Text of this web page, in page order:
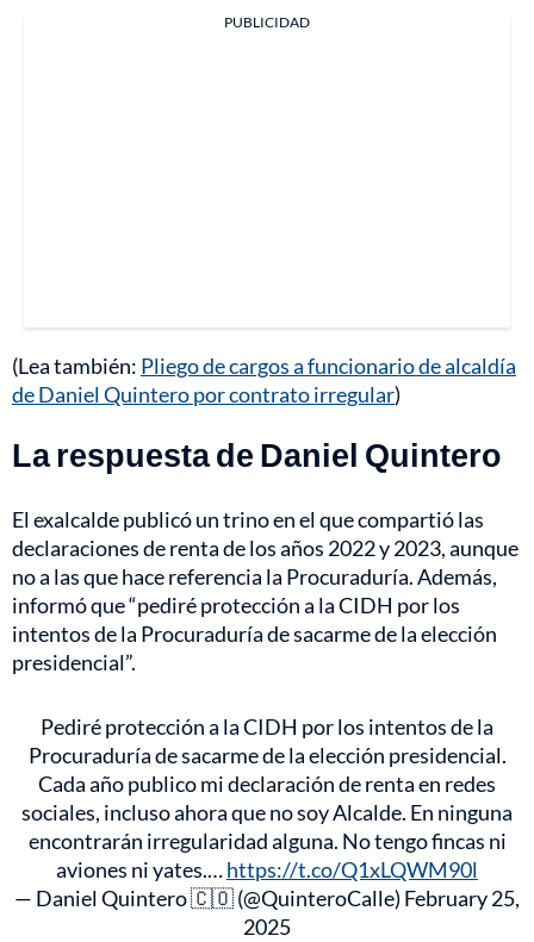
PUBLICIDAD
(Lea también: Pliego de cargos a funcionario de alcaldía
de Daniel Quintero por contrato irregular)
La respuesta de Daniel Quintero
El exalcalde publicó un trino en el que compartió las
declaraciones de renta de los años 2022 y 2023, aunque
no a las que hace referencia la Procuraduría. Además,
informó que “pediré protección a la CIDH por los
intentos de la Procuraduría de sacarme de la elección
presidencial”.
Pediré protección a la CIDH por los intentos de la
Procuraduría de sacarme de la elección presidencial.
Cada año publico mi declaración de renta en redes
sociales, incluso ahora que no soy Alcalde. En ninguna
encontrarán irregularidad alguna. No tengo fincas ni
aviones ni yates.…https://t.co/Q1xLQWM90l
— Daniel Quintero 🇨🇴 (@QuinteroCalle) February 25,
2025